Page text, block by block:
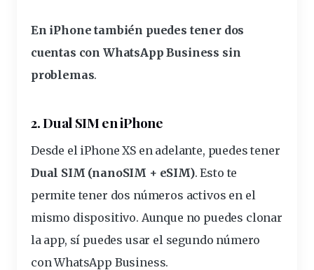
En iPhone también puedes tener dos
cuentas con WhatsApp Business sin
problemas.
2. Dual SIM en iPhone
Desde el iPhone XS en adelante, puedes tener
Dual SIM (nanoSIM + eSIM). Esto te
permite tener dos números activos en el
mismo dispositivo. Aunque no puedes clonar
la app, sí puedes usar el segundo número
con WhatsApp Business.